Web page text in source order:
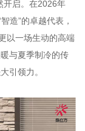
开启。在2026年
造”的卓越代表，
以一场生动的高端
与夏季制冷的传
引领力。